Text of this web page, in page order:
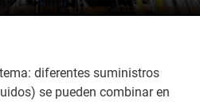
diferentes suministros
se pueden combinar en